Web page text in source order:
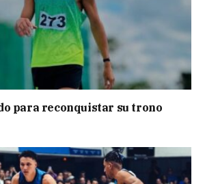
para reconquistar su trono